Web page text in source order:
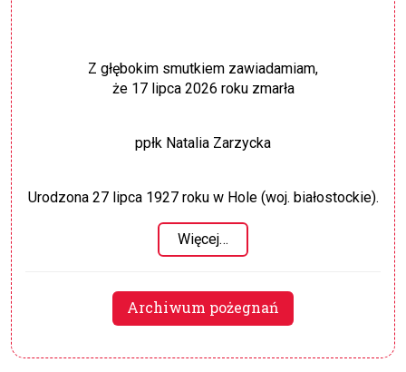
Z głębokim smutkiem zawiadamiam,
że 17 lipca 2026 roku zmarła
ppłk Natalia Zarzycka
Urodzona 27 lipca 1927 roku w Hole (woj. białostockie).
Więcej…
Archiwum pożegnań